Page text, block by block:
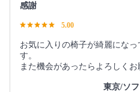
感謝
5.00
お気に入りの椅子が綺麗にな
す。
また機会があったらよろしくお
東京/ソ